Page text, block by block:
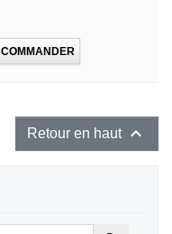
COMMANDER
Retour en haut 